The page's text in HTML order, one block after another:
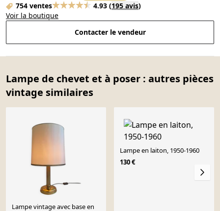
754 ventes
4.93 (195 avis)
Voir la boutique
Contacter le vendeur
Lampe de chevet et à poser : autres pièces
vintage similaires
Lampe vintage avec base en
Lampe en laiton, 1950-1960
130 €